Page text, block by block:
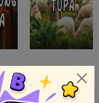
Next »